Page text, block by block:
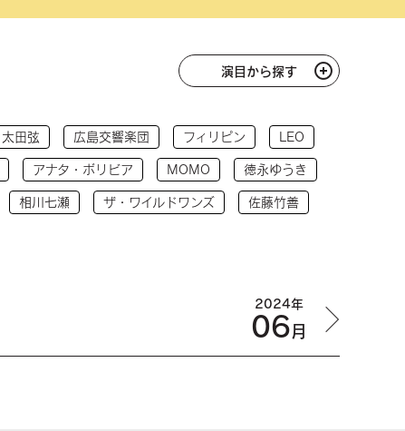
演目から探す
太田弦 広島交響楽団 フィリピン LEO
アナタ・ボリビア MOMO 徳永ゆうき
相川七瀬 ザ・ワイルドワンズ 佐藤竹善
2024年
06月